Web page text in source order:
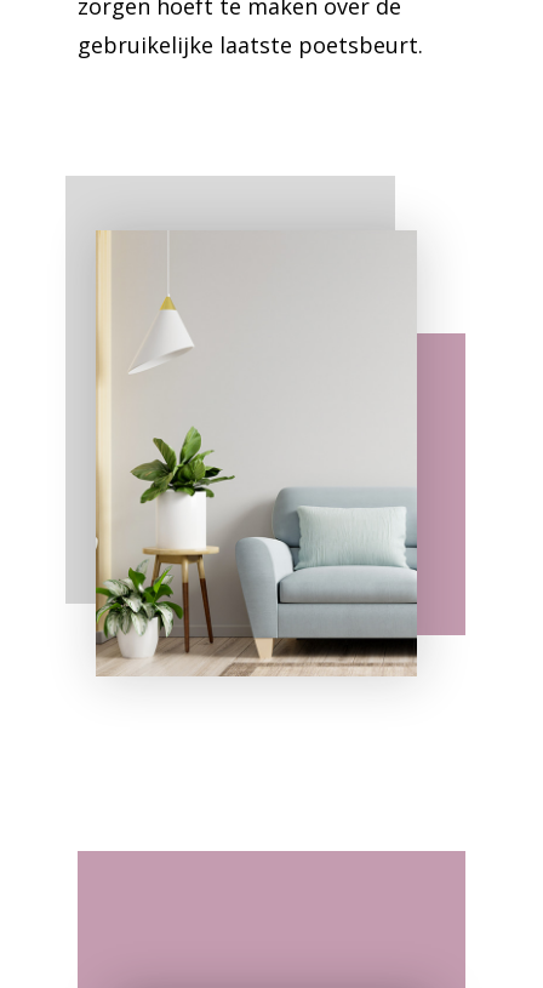
zorgen hoeft te maken over de
gebruikelijke laatste poetsbeurt.